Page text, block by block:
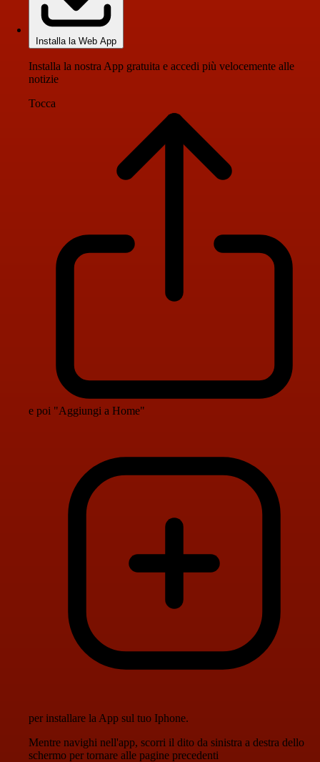
Installa la Web App
Installa la nostra App gratuita e accedi più velocemente alle
notizie
Tocca
e poi "Aggiungi a Home"
per installare la App sul tuo Iphone.
Mentre navighi nell'app, scorri il dito da sinistra a destra dello
schermo per tornare alle pagine precedenti